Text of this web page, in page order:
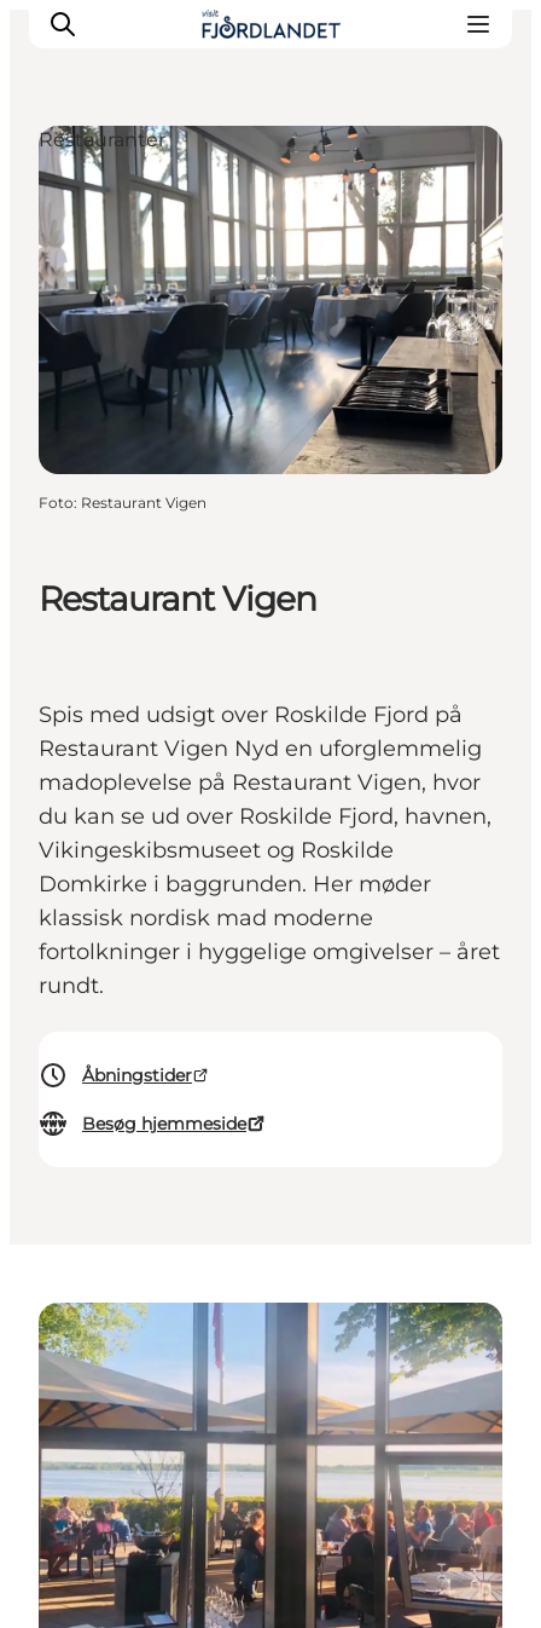
Byer & steder
Det sker
Guides & inspiration
Overnatning
Oplevelser
Restaurant Vigen
Spis med udsigt over Roskilde Fjord på
Restaurant Vigen Nyd en uforglemmelig
madoplevelse på Restaurant Vigen, hvor
du kan se ud over Roskilde Fjord, havnen,
Vikingeskibsmuseet og Roskilde
Domkirke i baggrunden. Her møder
klassisk nordisk mad moderne
fortolkninger i hyggelige omgivelser – året
rundt.
Åbningstider
Besøg hjemmeside
Restauranter
Foto: Restaurant Vigen